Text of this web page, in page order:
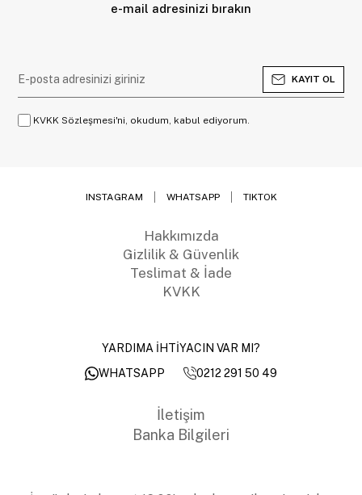
e-mail adresinizi bırakın
KAYIT OL
KVKK Sözleşmesi'ni, okudum, kabul ediyorum.
INSTAGRAM WHATSAPP TIKTOK
Hakkımızda
Gizlilik & Güvenlik
Teslimat & İade
KVKK
YARDIMA İHTİYACIN VAR MI?
WHATSAPP
0212 291 50 49
İletişim
Banka Bilgileri